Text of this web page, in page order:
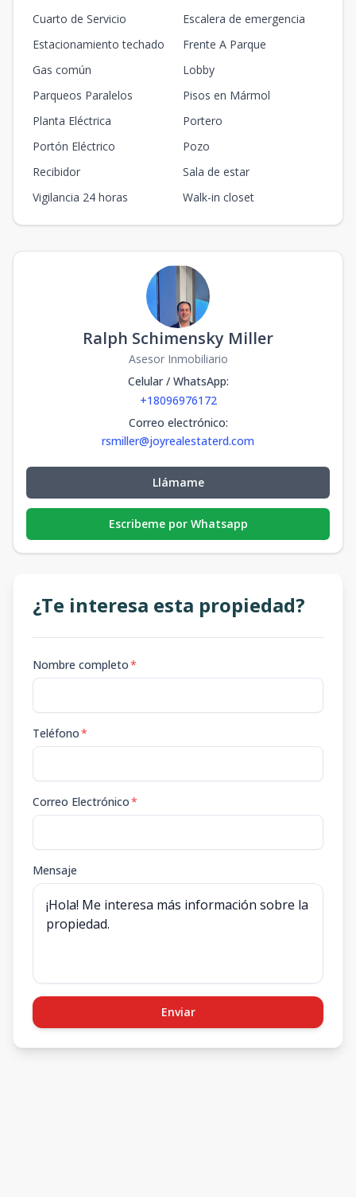
Cuarto de Servicio
Escalera de emergencia
Estacionamiento techado
Frente A Parque
Gas común
Lobby
Parqueos Paralelos
Pisos en Mármol
Planta Eléctrica
Portero
Portón Eléctrico
Pozo
Recibidor
Sala de estar
Vigilancia 24 horas
Walk-in closet
Ralph Schimensky Miller
Asesor Inmobiliario
Celular / WhatsApp:
+18096976172
Correo electrónico:
rsmiller@joyrealestaterd.com
Llámame
Escribeme por Whatsapp
¿Te interesa esta propiedad?
Nombre completo*
Teléfono*
Correo Electrónico*
Mensaje
Enviar